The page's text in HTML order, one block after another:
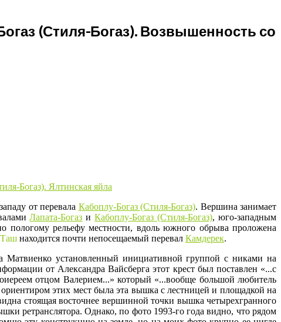
(Стиля-Богаз). Возвышенность со
от перевала Кабоплу-Богаз (Стиля-Богаз). Вершина занимает
Лапата-Богаз иКабоплу-Богаз (Стиля-Богаз), юго-западным
пологому рельефу местности, вдоль южного обрыва проложена
находится почти непосещаемый перевал Камдерек.
Матвиенко установленный инициативной группой с никами на
от Александра Вайсберга этот крест был поставлен «...с
отцом Валерием...» который «...вообще большой любитель
этих мест была эта вышка с лестницей и площадкой на
стоящая восточнее вершинной точки вышка четырехгранного
ретранслятора. Однако, по фото 1993-го года видно, что рядом